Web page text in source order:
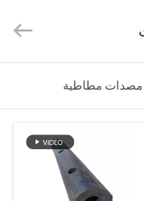
تعمل
مصدات مطاطية